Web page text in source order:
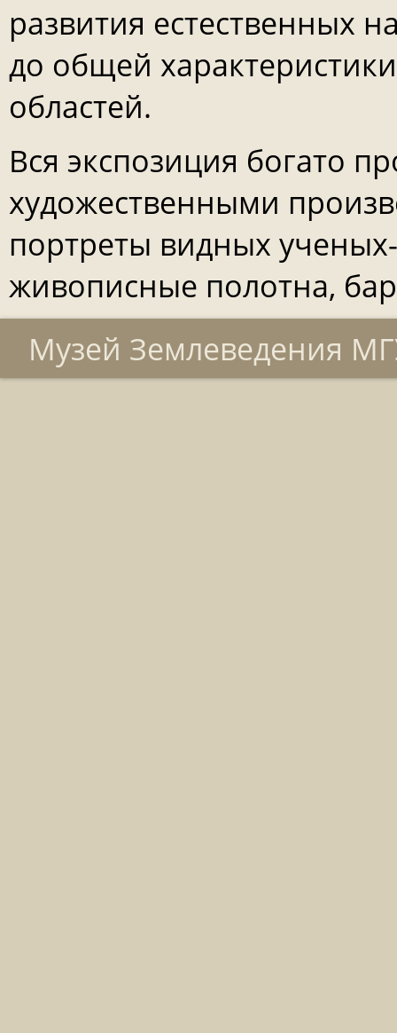
развития естественных
до общей
областей.
Вся экспозиция богато
художественными
портреты видных
живописные полотна,
Музей Землеведения